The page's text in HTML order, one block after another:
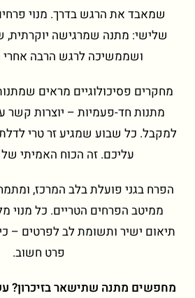
שמאבד את הרגש בדרך. מנוי
שלישי: מתנה שמרגישה
ושממשיכה לרגש הרבה אחרי
מחקרים פסיכולוגיים מראים
מתנות חד-פעמיות – יוצרות קשר
למקבל. כל שבוע שמגיע זר טרי
עליכם. זה הכוח האמיתי של
הפרח בגני פועלת בלב המרכז,
ממיטב הפרחים הטריים. כל מנוי
תיאום ישיר ותשומת לב לפרטים –
פרט חשוב.
מחפשים מתנה שתישאר בזיכרון?